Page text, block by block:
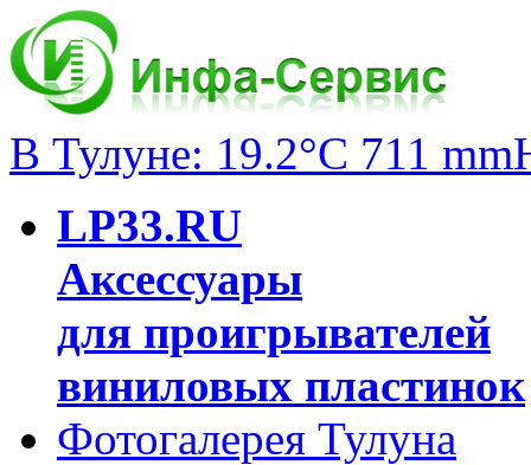
В Тулуне: 19.2°C 711
LP33.RU
Аксессуары
для проигрывателей
виниловых пластинок
Фотогалерея Тулуна